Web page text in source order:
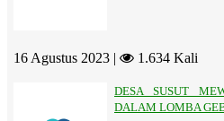
16 Agustus 2023 | 1.634 Kali
DESA SUSUT
DALAM LOMBA